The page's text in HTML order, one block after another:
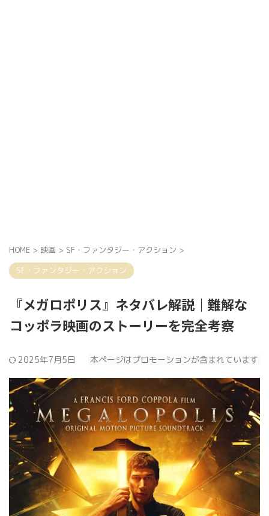
HOME > 映画 > SF・ファンタジー・アクション >
SF・ファンタジー・アクション
『メガロポリス』ネタバレ解説｜難解な
コッポラ映画のストーリーを完全考察
2025年7月5日 本ページはプロモーションが含まれています